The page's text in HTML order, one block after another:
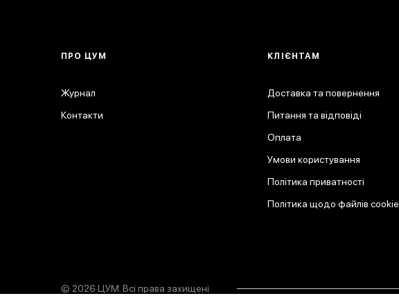
ПРО ЦУМ
Журнал
Контакти
КЛІЄНТАМ
Доставка та повернення
Питання та відповіді
Оплата
Умови користування
Політика приватності
Політика щодо файлів cookie
© 2026 ЦУМ. Всі права захищені